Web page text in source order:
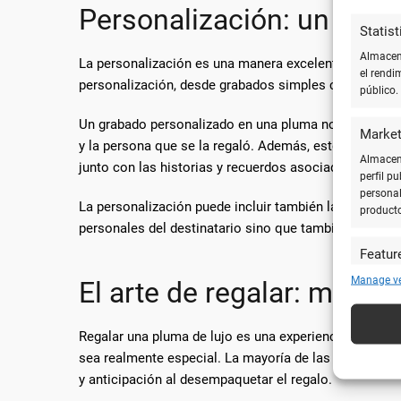
el
público.
perfil
Cotejar
Manage
Personalización: un
La personalización es una manera excelente de
personalización, desde grabados simples con
Un grabado personalizado en una pluma no solo la
y la persona que se la regaló. Además, este toque
junto con las historias y recuerdos asociados.
La personalización puede incluir también la
personales del destinatario sino que también añade
El arte de regalar: más
Regalar una pluma de lujo es una experiencia que
sea realmente especial. La mayoría de las plumas
y anticipación al desempaquetar el regalo.